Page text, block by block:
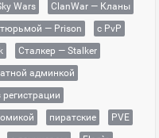
Wars
ClanWar — Кланы
— Prison
с PvP
Сталкер — Stalker
админкой
регистрации
пиратские
PVE